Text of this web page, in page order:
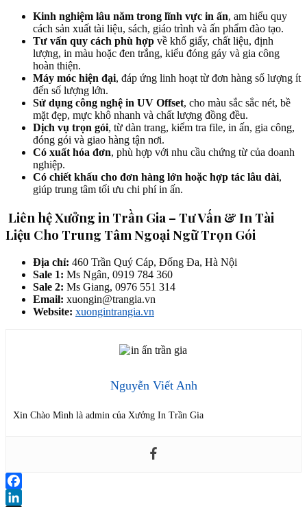
Kinh nghiệm lâu năm trong lĩnh vực in ấn, am hiểu quy
cách sản xuất tài liệu, sách, giáo trình và ấn phẩm đào tạo.
Tư vấn quy cách phù hợp về khổ giấy, chất liệu, định
lượng, in màu hoặc đen trắng, kiểu đóng gáy và gia công
hoàn thiện.
Máy móc hiện đại, đáp ứng linh hoạt từ đơn hàng số lượng ít
đến số lượng lớn.
Sử dụng công nghệ in UV Offset, cho màu sắc sắc nét, bề
mặt đẹp, mực khô nhanh và chất lượng đồng đều.
Dịch vụ trọn gói, từ dàn trang, kiểm tra file, in ấn, gia công,
đóng gói và giao hàng tận nơi.
Có xuất hóa đơn, phù hợp với nhu cầu chứng từ của doanh
nghiệp.
Có chiết khấu cho đơn hàng lớn hoặc hợp tác lâu dài,
giúp trung tâm tối ưu chi phí in ấn.
Liên hệ Xưởng in Trần Gia – Tư Vấn & In Tài
Liệu Cho Trung Tâm Ngoại Ngữ Trọn Gói
Địa chỉ: 460 Trần Quý Cáp, Đống Đa, Hà Nội
Sale 1: Ms Ngân, 0919 784 360
Sale 2: Ms Giang, 0976 551 314
Email: xuongin@trangia.vn
Website: xuongintrangia.vn
Nguyễn Viết Anh
Xin Chào Mình là admin của Xưởng In Trần Gia
Facebook